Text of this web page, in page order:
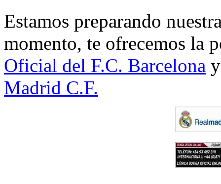
Estamos preparando
momento, te ofrecemos la
Oficial del F.C. Barcelona
Madrid C.F.